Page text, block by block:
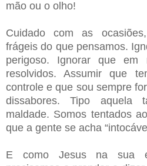
mão ou o olho!
Cuidado com as
frágeis do que pensamos.
perigoso. Ignorar que em
resolvidos. Assumir que
controle e que sou sempre
dissabores. Tipo aquela
maldade. Somos tentados
que a gente se acha
E como Jesus na sua